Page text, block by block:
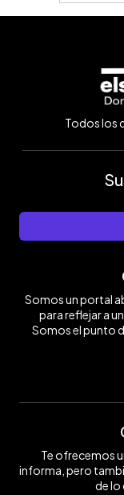
Todos los
Somos un portal
para reflejar a
Somos el punto
Te ofrecemos
informa, pero
de lo